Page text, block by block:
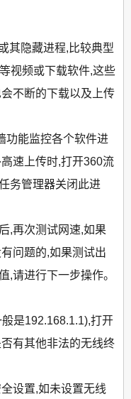
其隐藏进程,比较典型
视频或下载软件,这些
不断的下载以及上传
功能监控各个软件进
速上传时,打开360流
务管理器关闭此进
,再次测试网速,如果
问题的,如果测试出
,请进行下一步操作。
是192.168.1.1),打开
有其他非法的无线终
设置,如未设置无线